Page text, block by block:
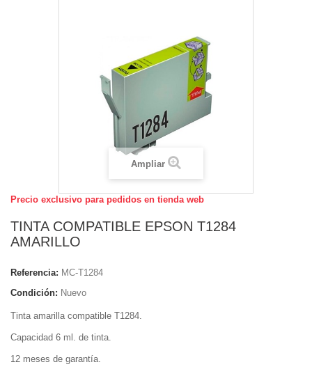
Ampliar
Precio exclusivo para pedidos en tienda web
TINTA COMPATIBLE EPSON T1284
AMARILLO
Referencia: MC-T1284
Condición: Nuevo
Tinta amarilla compatible T1284.
Capacidad 6 ml. de tinta.
12 meses de garantía.